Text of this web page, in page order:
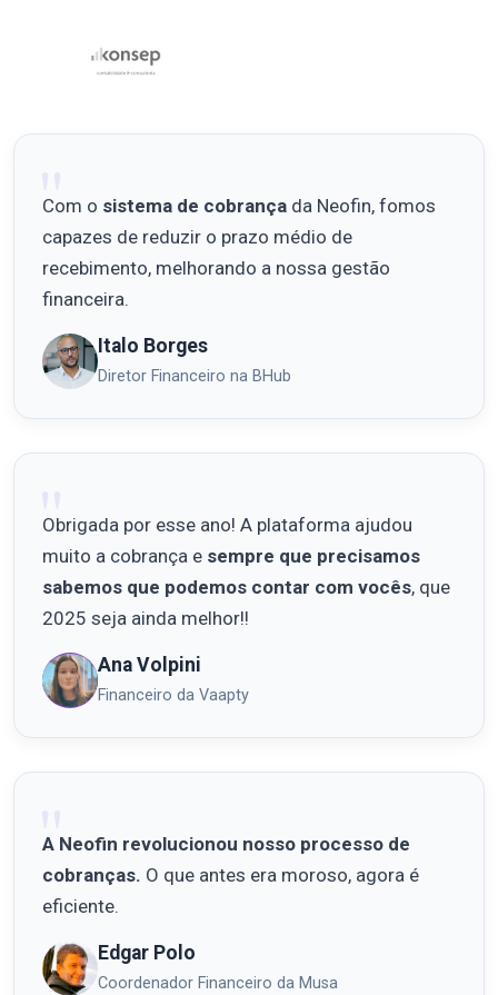
Com o sistema de cobrança da Neofin, fomos
capazes de reduzir o prazo médio de
recebimento, melhorando a nossa gestão
financeira.
Italo Borges
Diretor Financeiro na BHub
Obrigada por esse ano! A plataforma ajudou
muito a cobrança e sempre que precisamos
sabemos que podemos contar com vocês, que
2025 seja ainda melhor!!
Ana Volpini
Financeiro da Vaapty
A Neofin revolucionou nosso processo de
cobranças. O que antes era moroso, agora é
eficiente.
Edgar Polo
Coordenador Financeiro da Musa